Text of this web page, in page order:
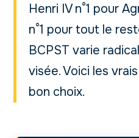
Henri IV n°1 pour
n°1 pour tout le
BCPST varie
visée. Voici les
bon choix.